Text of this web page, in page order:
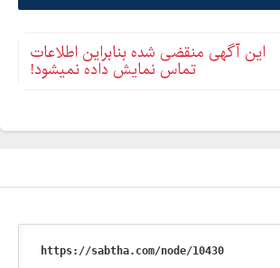
این آگهی منقضی شده بنابراین اطلاعات
تماس نمایش داده نمیشود!